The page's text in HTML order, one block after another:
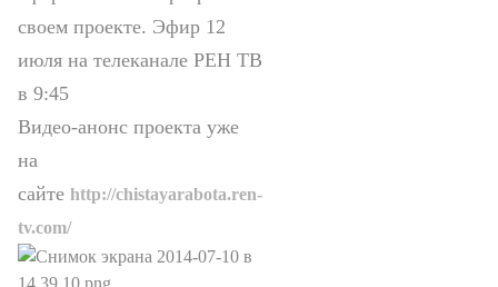
своем проекте. Эфир 12
июля на телеканале РЕН ТВ
в 9:45
Видео-анонс проекта уже
на
сайте http://chistayarabota.ren-
tv.com/